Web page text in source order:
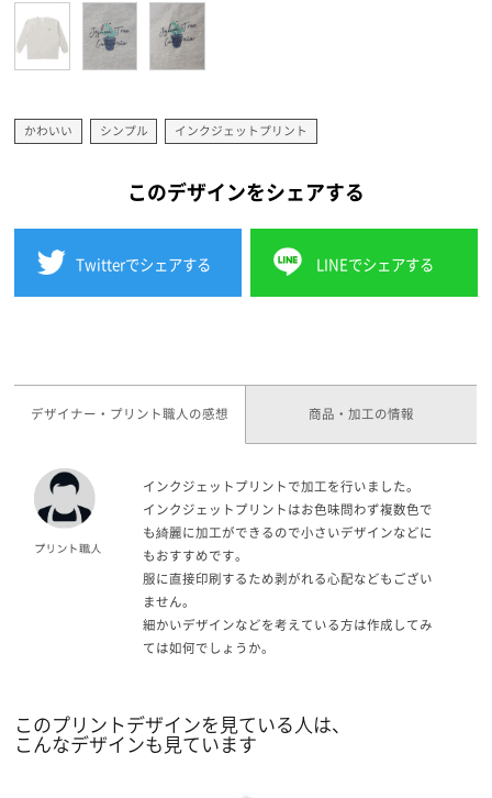
かわいい シンプル インクジェットプリント
このデザインをシェアする
Twitterでシェアする LINEでシェアする
デザイナー・プリント職人の感想 商品・加工の情報
インクジェットプリントで加工を行いました。
インクジェットプリントはお色味問わず複数色で
も綺麗に加工ができるので小さいデザインなどに
もおすすめです。
服に直接印刷するため剥がれる心配などもござい
ません。
細かいデザインなどを考えている方は作成してみ
ては如何でしょうか。
このプリントデザインを見ている人は、
こんなデザインも見ています